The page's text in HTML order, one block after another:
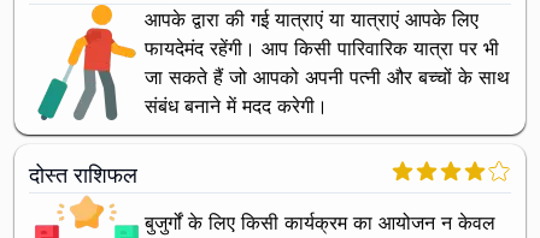
आपके द्वारा की गई यात्राएं या यात्राएं आपके लिए
फायदेमंद रहेंगी। आप किसी पारिवारिक यात्रा पर भी
जा सकते हैं जो आपको अपनी पत्नी और बच्चों के साथ
संबंध बनाने में मदद करेगी।
दोस्त राशिफल
बुजुर्गों के लिए किसी कार्यक्रम का आयोजन न केवल